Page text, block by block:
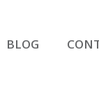
BLOG